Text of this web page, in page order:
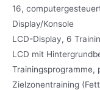
16,
Display/Konsole
LCD-Display, 6
LCD mit
Trainingsprogramme,
Zielzonentraining